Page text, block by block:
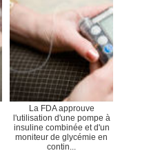
La FDA approuve
l'utilisation d'une pompe à
insuline combinée et d'un
moniteur de glycémie en
contin...